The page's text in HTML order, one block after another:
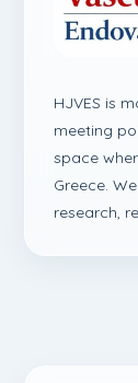
HJVES is
meeting
space
Greece.
research,